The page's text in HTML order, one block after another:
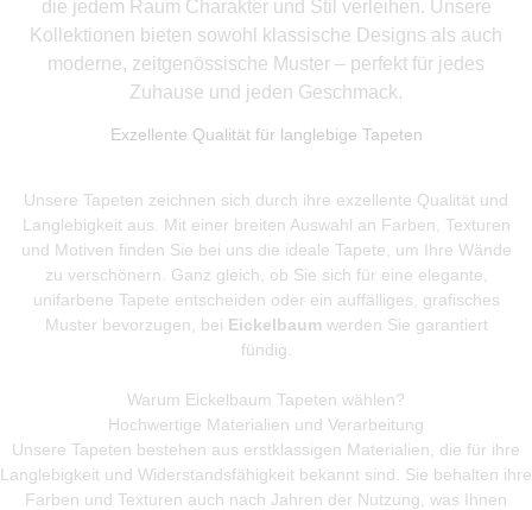
die jedem Raum Charakter und Stil verleihen. Unsere
Kollektionen bieten sowohl klassische Designs als auch
moderne, zeitgenössische Muster – perfekt für jedes
Zuhause und jeden Geschmack.
Exzellente Qualität für langlebige Tapeten
Unsere Tapeten zeichnen sich durch ihre exzellente Qualität und
Langlebigkeit aus. Mit einer breiten Auswahl an Farben, Texturen
und Motiven finden Sie bei uns die ideale Tapete, um Ihre Wände
zu verschönern. Ganz gleich, ob Sie sich für eine elegante,
unifarbene Tapete entscheiden oder ein auffälliges, grafisches
Muster bevorzugen, bei Eickelbaum werden Sie garantiert
fündig.
Warum Eickelbaum Tapeten wählen?
Hochwertige Materialien und Verarbeitung
Unsere Tapeten bestehen aus erstklassigen Materialien, die für ihre
Langlebigkeit und Widerstandsfähigkeit bekannt sind. Sie behalten ihre
Farben und Texturen auch nach Jahren der Nutzung, was Ihnen